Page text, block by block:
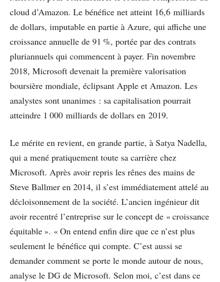
cloud d’Amazon. Le bénéfice net atteint 16,6 milliards
de dollars, imputable en partie à Azure, qui affiche une
croissance annuelle de 91 %, portée par des contrats
pluriannuels qui commencent à payer. Fin novembre
2018, Microsoft devenait la première valorisation
boursière mondiale, éclipsant Apple et Amazon. Les
analystes sont unanimes : sa capitalisation pourrait
atteindre 1 000 milliards de dollars en 2019.
Le mérite en revient, en grande partie, à Satya Nadella,
qui a mené pratiquement toute sa carrière chez
Microsoft. Après avoir repris les rênes des mains de
Steve Ballmer en 2014, il s’est immédiatement attelé au
décloisonnement de la société. L’ancien ingénieur dit
avoir recentré l’entreprise sur le concept de « croissance
équitable ». « On entend enfin dire que ce n’est plus
seulement le bénéfice qui compte. C’est aussi se
demander comment se porte le monde autour de nous,
analyse le DG de Microsoft. Selon moi, c’est dans ce